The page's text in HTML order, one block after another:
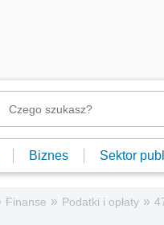
Biznes Sektor
Finanse » Podatki i opłaty »